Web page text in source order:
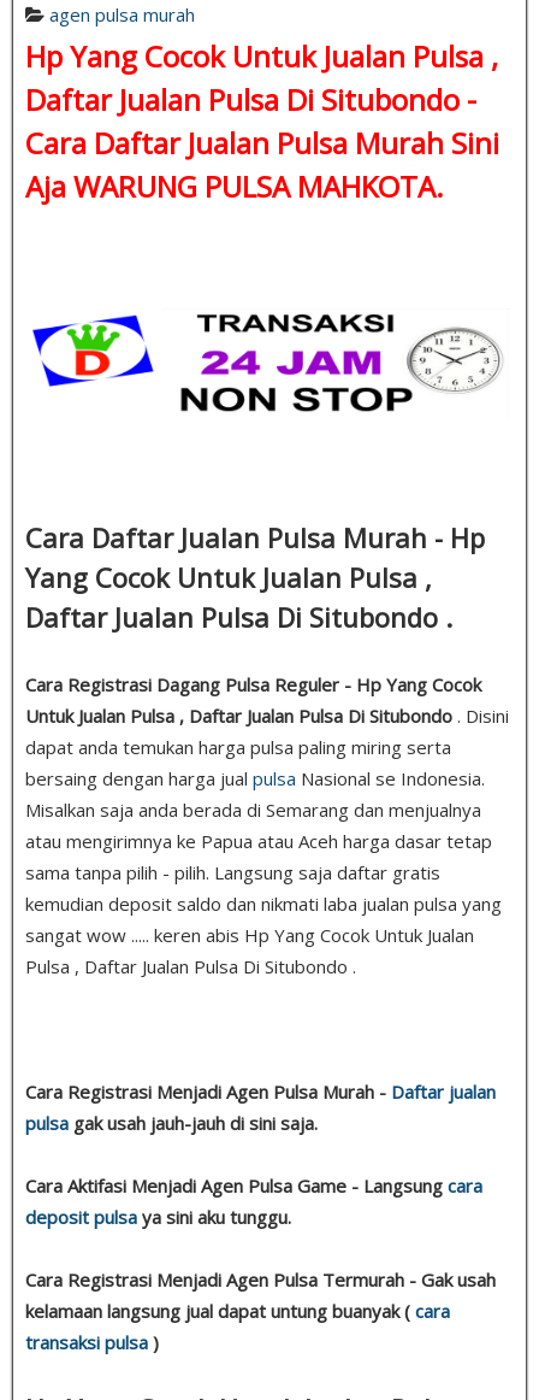
agen pulsa murah
Hp Yang Cocok Untuk Jualan Pulsa ,
Daftar Jualan Pulsa Di Situbondo -
Cara Daftar Jualan Pulsa Murah Sini
Aja WARUNG PULSA MAHKOTA.
Cara Daftar Jualan Pulsa Murah - Hp
Yang Cocok Untuk Jualan Pulsa ,
Daftar Jualan Pulsa Di Situbondo .
Cara Registrasi Dagang Pulsa Reguler - Hp Yang Cocok
Untuk Jualan Pulsa , Daftar Jualan Pulsa Di Situbondo . Disini
dapat anda temukan harga pulsa paling miring serta
bersaing dengan harga jual pulsa Nasional se Indonesia.
Misalkan saja anda berada di Semarang dan menjualnya
atau mengirimnya ke Papua atau Aceh harga dasar tetap
sama tanpa pilih - pilih. Langsung saja daftar gratis
kemudian deposit saldo dan nikmati laba jualan pulsa yang
sangat wow ..... keren abis Hp Yang Cocok Untuk Jualan
Pulsa , Daftar Jualan Pulsa Di Situbondo .
Cara Registrasi Menjadi Agen Pulsa Murah - Daftar jualan
pulsa gak usah jauh-jauh di sini saja.
Cara Aktifasi Menjadi Agen Pulsa Game - Langsung cara
deposit pulsa ya sini aku tunggu.
Cara Registrasi Menjadi Agen Pulsa Termurah - Gak usah
kelamaan langsung jual dapat untung buanyak ( cara
transaksi pulsa )